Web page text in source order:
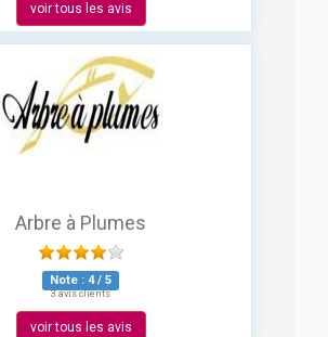
voir tous les avis
Arbre à Plumes
Note : 4/ 5
3 avis clients
voir tous les avis